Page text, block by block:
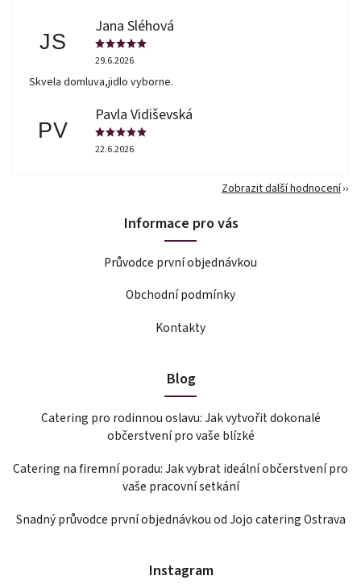
JS
Jana Sléhová
29.6.2026
Skvela domluva,jidlo vyborne.
PV
Pavla Vidiševská
22.6.2026
Zobrazit další hodnocení
Informace pro vás
Průvodce první objednávkou
Obchodní podmínky
Kontakty
Blog
Catering pro rodinnou oslavu: Jak vytvořit dokonalé
občerstvení pro vaše blízké
Catering na firemní poradu: Jak vybrat ideální občerstvení pro
vaše pracovní setkání
Snadný průvodce první objednávkou od Jojo catering Ostrava
Instagram